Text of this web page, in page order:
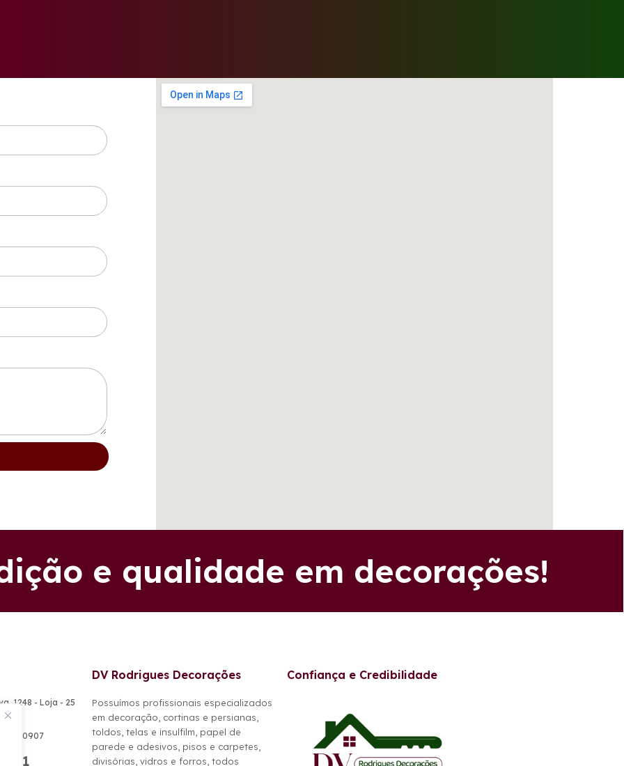
e qualidade em decorações!
1248 - Loja - 25
0907
DV Rodrigues Decorações
Possuímos profissionais especializados
em decoração, cortinas e persianas,
toldos, telas e insulfilm, papel de
parede e adesivos, pisos e carpetes,
divisórias, vidros e forros, todos
Confiança e Credibilidade